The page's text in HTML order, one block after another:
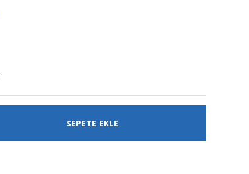
SEPETE EKLE